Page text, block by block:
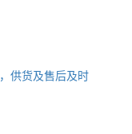
供货及售后及时